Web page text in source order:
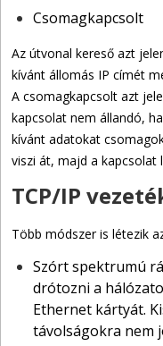
Csomagkapcsolt
Az útvonal kereső azt
kívánt állomás IP címét
A csomagkapcsolt azt
kapcsolat nem állandó,
kívánt adatokat
viszi át, majd a kapcsolat
TCP/IP
Több módszer is létezik
Szórt spektrumú
drótozni a
Ethernet kártyát.
távolságokra nem